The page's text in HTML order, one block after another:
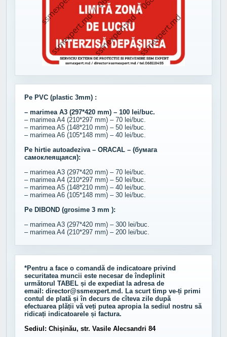
Pe PVC (plastic 3mm) :
– marimea A3 (297*420 mm) – 100 lei/buc.
– marimea A4 (210*297 mm) – 70 lei/buc.
– marimea A5 (148*210 mm) – 50 lei/buc.
– marimea A6 (105*148 mm) – 40 lei/buc.
Pe hirtie autoadeziva – ORACAL – (бумага
самоклеящаяся):
– marimea A3 (297*420 mm) – 70 lei/buc.
– marimea A4 (210*297 mm) – 50 lei/buc.
– marimea A5 (148*210 mm) – 40 lei/buc.
– marimea A6 (105*148 mm) – 30 lei/buc.
Pe DIBOND (grosime 3 mm ):
– marimea A3 (297*420 mm) – 300 lei/buc.
– marimea A4 (210*297 mm) – 200 lei/buc.
*Pentru a face o comandă de indicatoare privind
securitatea muncii este necesar de îndeplinit
următorul TABEL și de expediat la adresa de
email: director@ssmexpert.md. La scurt timp ve-ți primi
contul de plată și în decurs de cîteva zile după
efectuarea plății vă veți putea apropia la sediul nostru să
ridicați indicatoarele și factura.
Sediul: Chișinău, str. Vasile Alecsandri 84